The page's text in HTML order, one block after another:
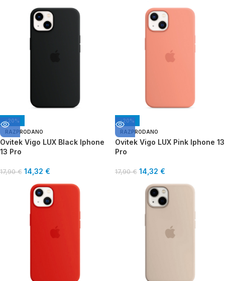
-20%
RAZPRODANO
Ovitek Vigo LUX Black Iphone
13 Pro
17,90€ 14,32 €
-20%
RAZPRODANO
Ovitek Vigo LUX Pink Iphone 13
Pro
17,90€ 14,32 €